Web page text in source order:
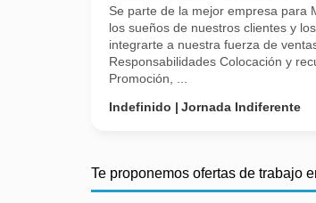
Se parte de la mejor empresa para
los sueños de nuestros clientes y
integrarte a nuestra fuerza de
Responsabilidades Colocación y
Promoción, ...
Indefinido
Jornada Indiferente
Te proponemos ofertas de trabajo